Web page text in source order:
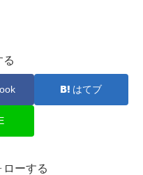
る
はてブ
ローする